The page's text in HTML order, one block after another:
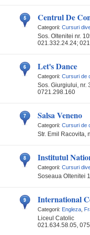
Centrul De
Categorii: Cursuri
Sos. Oltenitei nr.
021.332.24.24;
Let's Dance
Categorii: Cursuri de
Sos. Giurgiului, nr.
0721.298.160
Salsa Veneno
Categorii: Cursuri de
Str. Emil Racovita,
Institutul
Categorii: Cursuri
Soseaua Oltenitei
International
Categorii: Engleza
Liceul Catolic
021.634.58.05,